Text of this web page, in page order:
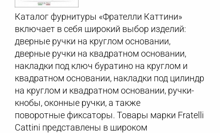
Каталог фурнитуры «Фрателли Каттини»
включает в себя широкий выбор изделий:
дверные ручки на круглом основании,
дверные ручки на квадратном основании,
накладки под ключ буратино на круглом и
квадратном основании, накладки под цилиндр
на круглом и квадратном основании, ручки-
кнобы, оконные ручки, а также
поворотные фиксаторы. Товары марки Fratelli
Cattini представлены в широком